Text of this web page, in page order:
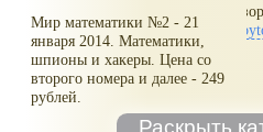
Мир математики №2 - 21
января 2014. Математики,
шпионы и хакеры. Цена со
второго номера и далее - 249
рублей.
Вот и